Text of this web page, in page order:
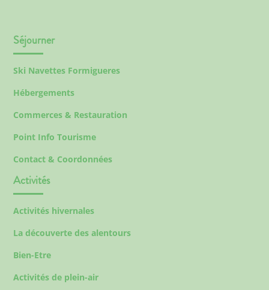
Séjourner
Ski Navettes Formigueres
Hébergements
Commerces & Restauration
Point Info Tourisme
Contact & Coordonnées
Activités
Activités hivernales
La découverte des alentours
Bien-Etre
Activités de plein-air